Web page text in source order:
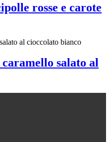
rosse e carote
salato al